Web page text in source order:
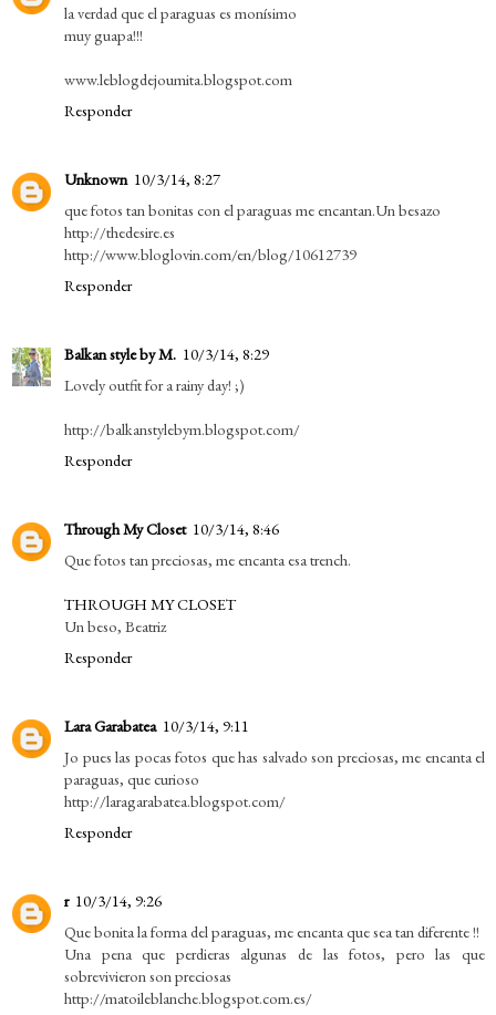
la verdad que el paraguas es monísimo
muy guapa!!!
www.leblogdejoumita.blogspot.com
Responder
Unknown 10/3/14, 8:27
que fotos tan bonitas con el paraguas me encantan.Un besazo
http://thedesire.es
http://www.bloglovin.com/en/blog/10612739
Responder
Balkan style by M. 10/3/14, 8:29
Lovely outfit for a rainy day! ;)
http://balkanstylebym.blogspot.com/
Responder
Through My Closet 10/3/14, 8:46
Que fotos tan preciosas, me encanta esa trench.
THROUGH MY CLOSET
Un beso, Beatriz
Responder
Lara Garabatea 10/3/14, 9:11
Jo pues las pocas fotos que has salvado son preciosas, me encanta el
paraguas, que curioso
http://laragarabatea.blogspot.com/
Responder
r 10/3/14, 9:26
Que bonita la forma del paraguas, me encanta que sea tan diferente !!
Una pena que perdieras algunas de las fotos, pero las que
sobrevivieron son preciosas
http://matoileblanche.blogspot.com.es/